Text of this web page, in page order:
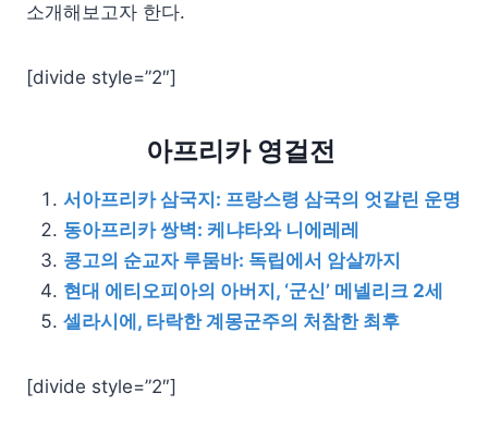
소개해보고자 한다.
[divide style=”2″]
아프리카 영걸전
서아프리카 삼국지: 프랑스령 삼국의 엇갈린 운명
동아프리카 쌍벽: 케냐타와 니에레레
콩고의 순교자 루뭄바: 독립에서 암살까지
현대 에티오피아의 아버지, ‘군신’ 메넬리크 2세
셀라시에, 타락한 계몽군주의 처참한 최후
[divide style=”2″]